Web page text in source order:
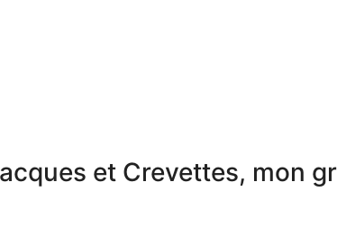
et Crevettes, mon